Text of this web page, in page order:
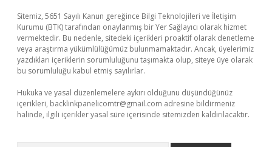
Sitemiz, 5651 Sayılı Kanun gereğince Bilgi Teknolojileri ve İletişim
Kurumu (BTK) tarafından onaylanmış bir Yer Sağlayıcı olarak hizmet
vermektedir. Bu nedenle, sitedeki içerikleri proaktif olarak denetleme
veya araştırma yükümlülüğümüz bulunmamaktadır. Ancak, üyelerimiz
yazdıkları içeriklerin sorumluluğunu taşımakta olup, siteye üye olarak
bu sorumluluğu kabul etmiş sayılırlar.
Hukuka ve yasal düzenlemelere aykırı olduğunu düşündüğünüz
içerikleri, backlinkpanelicomtr@gmail.com adresine bildirmeniz
halinde, ilgili içerikler yasal süre içerisinde sitemizden kaldırılacaktır.